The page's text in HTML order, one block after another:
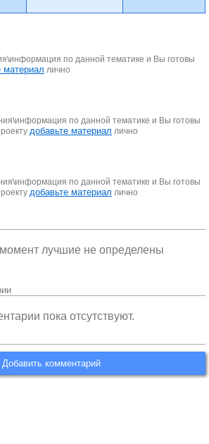
по данной тематике и Вы готовы
материал лично
по данной тематике и Вы готовы
добавьте материал лично
по данной тематике и Вы готовы
добавьте материал лично
лучшие не определены
пока отсутствуют.
Добавить комментарий